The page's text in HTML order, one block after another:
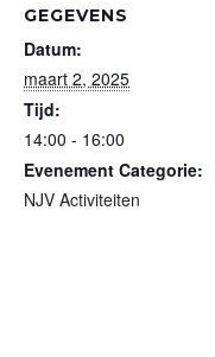
GEGEVENS
Datum:
maart 2, 2025
Tijd:
14:00 - 16:00
Evenement Categorie:
NJV Activiteiten